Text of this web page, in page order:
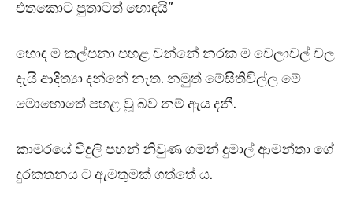
එතකොට පුතාටත් හොඳයි”
හොඳ ම කල්පනා පහළ වන්නේ නරක ම වෙලාවල් වල
දැයි ආදිත්‍යා දන්නේ නැත. නමුත් මේසිතිවිල්ල මේ
මොහොතේ පහළ වූ බව නම් ඇය දනී.
කාමරයේ විදුලි පහන් නිවුණ ගමන් දුමාල් ආමන්තා ගේ
දුරකතනය ට ඇමතුමක් ගත්තේ ය.